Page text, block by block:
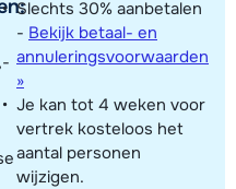
Slechts 30% aanbetalen
- Bekijk betaal- en
annuleringsvoorwaarden
»
Je kan tot 4 weken voor
vertrek kosteloos het
aantal personen
wijzigen.